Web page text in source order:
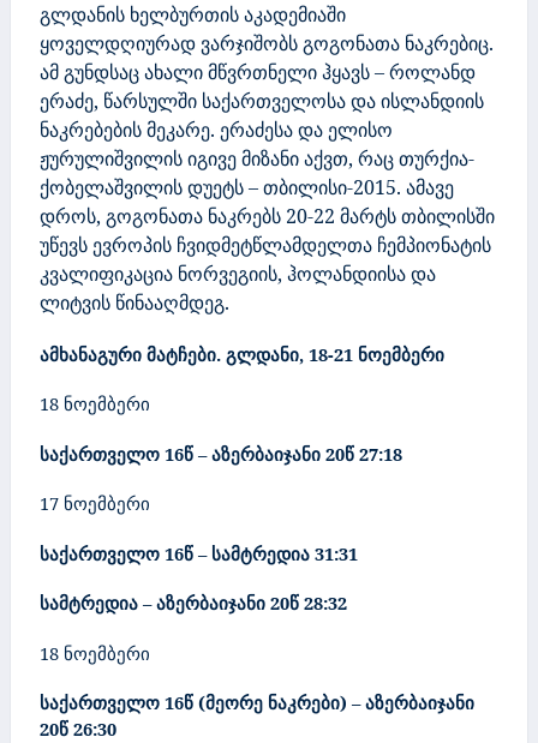
გლდანის ხელბურთის აკადემიაში
ყოველდღიურად ვარჯიშობს გოგონათა ნაკრებიც.
ამ გუნდსაც ახალი მწვრთნელი ჰყავს – როლანდ
ერაძე, წარსულში საქართველოსა და ისლანდიის
ნაკრებების მეკარე. ერაძესა და ელისო
ჟურულიშვილის იგივე მიზანი აქვთ, რაც თურქია-
ქობელაშვილის დუეტს – თბილისი-2015. ამავე
დროს, გოგონათა ნაკრებს 20-22 მარტს თბილისში
უწევს ევროპის ჩვიდმეტწლამდელთა ჩემპიონატის
კვალიფიკაცია ნორვეგიის, ჰოლანდიისა და
ლიტვის წინააღმდეგ.
ამხანაგური მატჩები. გლდანი, 18-21 ნოემბერი
18 ნოემბერი
საქართველო 16წ – აზერბაიჯანი 20წ 27:18
17 ნოემბერი
საქართველო 16წ – სამტრედია 31:31
სამტრედია – აზერბაიჯანი 20წ 28:32
18 ნოემბერი
საქართველო 16წ (მეორე ნაკრები) – აზერბაიჯანი
20წ 26:30